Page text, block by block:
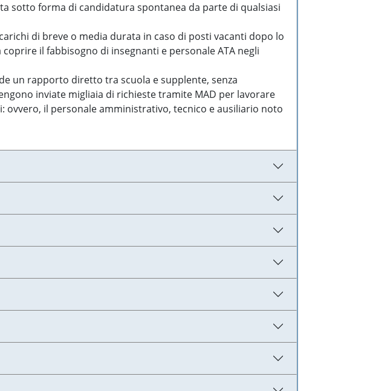
sotto forma di candidatura spontanea da parte di qualsiasi
di breve o media durata in caso di posti vacanti dopo lo
il fabbisogno di insegnanti e personale ATA negli
un rapporto diretto tra scuola e supplente, senza
inviate migliaia di richieste tramite MAD per lavorare
ovvero, il personale amministrativo, tecnico e ausiliario noto